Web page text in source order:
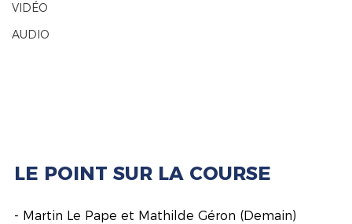
VIDÉO
AUDIO
LE POINT SUR LA COURSE
- Martin Le Pape et Mathilde Géron (Demain)